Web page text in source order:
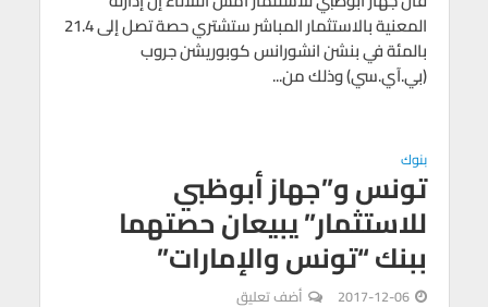
المعنية بالاستثمار المباشر ستشتري حصة تصل إلى 21.4
بالمئة في بنشن انشورانس كوبوريشن جروب
(بي.آي.سي) وذلك من...
بنوك
تونس و”جهاز أبوظبي
للاستثمار” يبيعان حصتهما
ببنك “تونس والإمارات”
2017-12-06 أضف تعليق